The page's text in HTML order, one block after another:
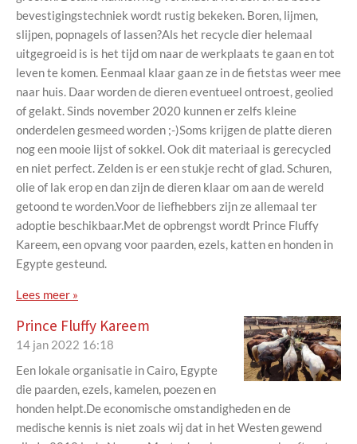
bevestigingstechniek wordt rustig bekeken. Boren, lijmen,
slijpen, popnagels of lassen?Als het recycle dier helemaal
uitgegroeid is is het tijd om naar de werkplaats te gaan en tot
leven te komen. Eenmaal klaar gaan ze in de fietstas weer mee
naar huis. Daar worden de dieren eventueel ontroest, geolied
of gelakt. Sinds november 2020 kunnen er zelfs kleine
onderdelen gesmeed worden ;-)Soms krijgen de platte dieren
nog een mooie lijst of sokkel. Ook dit materiaal is gerecycled
en niet perfect. Zelden is er een stukje recht of glad. Schuren,
olie of lak erop en dan zijn de dieren klaar om aan de wereld
getoond te worden.Voor de liefhebbers zijn ze allemaal ter
adoptie beschikbaar.Met de opbrengst wordt Prince Fluffy
Kareem, een opvang voor paarden, ezels, katten en honden in
Egypte gesteund.
Lees meer »
Prince Fluffy Kareem
14 jan 2022 16:18
Een lokale organisatie in Cairo, Egypte
die paarden, ezels, kamelen, poezen en
honden helpt.De economische omstandigheden en de
medische kennis is niet zoals wij dat in het Westen gewend